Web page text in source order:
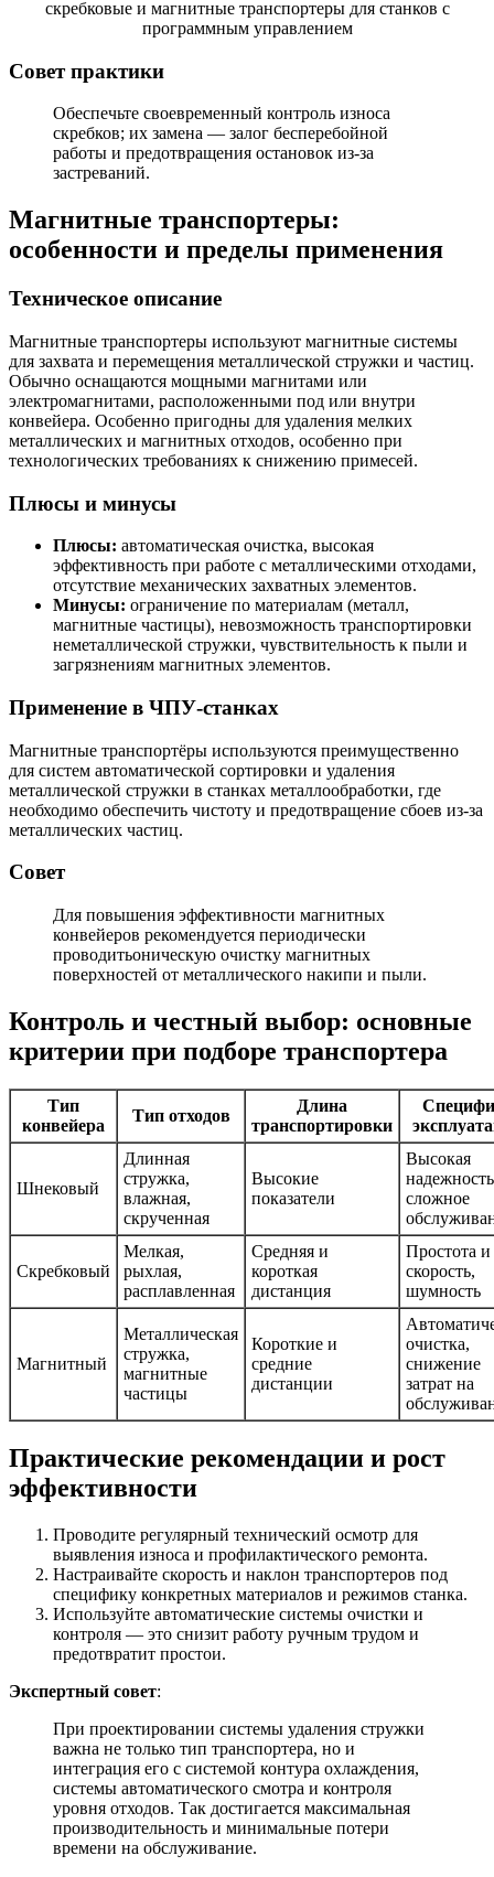
Совет практики
Обеспечьте своевременный контроль износа
скребков; их замена — залог бесперебойной
работы и предотвращения остановок из-за
застреваний.
Магнитные транспортеры:
особенности и пределы применения
Техническое описание
Магнитные транспортеры используют магнитные системы
для захвата и перемещения металлической стружки и частиц.
Обычно оснащаются мощными магнитами или
электромагнитами, расположенными под или внутри
конвейера. Особенно пригодны для удаления мелких
металлических и магнитных отходов, особенно при
технологических требованиях к снижению примесей.
Плюсы и минусы
Плюсы: автоматическая очистка, высокая
эффективность при работе с металлическими отходами,
отсутствие механических захватных элементов.
Минусы: ограничение по материалам (металл,
магнитные частицы), невозможность транспортировки
неметаллической стружки, чувствительность к пыли и
загрязнениям магнитных элементов.
Применение в ЧПУ-станках
Магнитные транспортёры используются преимущественно
для систем автоматической сортировки и удаления
металлической стружки в станках металлообработки, где
необходимо обеспечить чистоту и предотвращение сбоев из-за
металлических частиц.
Совет
Для повышения эффективности магнитных
конвейеров рекомендуется периодически
проводитьоническую очистку магнитных
поверхностей от металлического накипи и пыли.
Контроль и честный выбор: основные
критерии при подборе транспортера
Тип
конвейера
Тип отходов
Длина
транспортировки
Шнековый
Длинная
стружка,
влажная,
скрученная
Высокие
показатели
Высокая
сложное
Скребковый
Мелкая,
рыхлая,
расплавленная
Средняя и
короткая
дистанция
Простота и
скорость,
шумность
Магнитный
Металлическая
стружка,
магнитные
частицы
Короткие и
средние
дистанции
очистка,
снижение
затрат на
Практические рекомендации и рост
эффективности
Проводите регулярный технический осмотр для
выявления износа и профилактического ремонта.
Настраивайте скорость и наклон транспортеров под
специфику конкретных материалов и режимов станка.
Используйте автоматические системы очистки и
контроля — это снизит работу ручным трудом и
предотвратит простои.
Экспертный совет:
При проектировании системы удаления стружки
важна не только тип транспортера, но и
интеграция его с системой контура охлаждения,
системы автоматического смотра и контроля
уровня отходов. Так достигается максимальная
производительность и минимальные потери
времени на обслуживание.